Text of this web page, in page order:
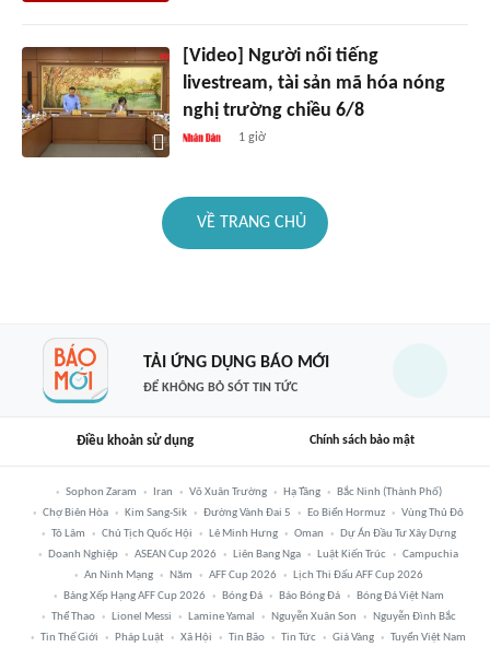
[Video] Người nổi tiếng
livestream, tài sản mã hóa nóng
nghị trường chiều 6/8
1 giờ
VỀ TRANG CHỦ
TẢI ỨNG DỤNG BÁO MỚI
ĐỂ KHÔNG BỎ SÓT TIN TỨC
Điều khoản sử dụng Chính sách bảo mật
Sophon Zaram Iran Võ Xuân Trường Hạ Tầng
Bắc Ninh (thành Phố)
Chợ Biên Hòa
Kim Sang-Sik Đường Vành Đai 5 Eo Biển Hormuz
Vùng Thủ Đô
Tô Lâm
Chủ Tịch Quốc Hội Lê Minh Hưng Oman
Dự Án Đầu Tư Xây Dựng
Doanh Nghiệp
ASEAN Cup 2026 Liên Bang Nga Luật Kiến Trúc
Campuchia
An Ninh Mạng
Năm AFF Cup 2026
Lịch Thi Đấu AFF Cup 2026
Bảng Xếp Hạng AFF Cup 2026
Bóng Đá Báo Bóng Đá
Bóng Đá Việt Nam
Thể Thao
Lionel Messi Lamine Yamal Nguyễn Xuân Son
Nguyễn Đình Bắc
Tin Thế Giới
Pháp Luật Xã Hội Tin Bão Tin Tức Giá Vàng Tuyển Việt Nam